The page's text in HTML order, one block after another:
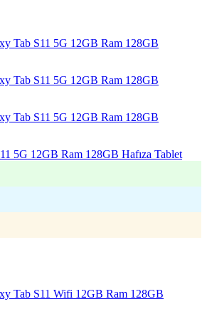
5G 12GB Ram 128GB Hafıza Tablet